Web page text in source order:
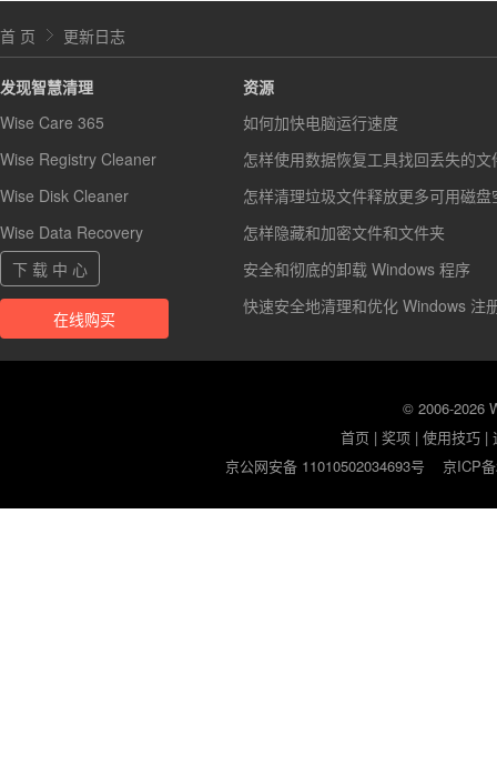
首 页 更新日志
发现智慧清理
Wise Care 365
Wise Registry Cleaner
Wise Disk Cleaner
Wise Data Recovery
下 载 中 心
在线购买
资源
如何加快电脑运行速度
怎样使用数据恢复工具找回丢失的文
怎样清理垃圾文件释放更多可用磁盘
怎样隐藏和加密文件和文件夹
安全和彻底的卸载 Windows 程序
快速安全地清理和优化 Windows 注
© 2006-2026
首页 |奖项 |使用技巧 |
京公网安备 11010502034693号
京ICP